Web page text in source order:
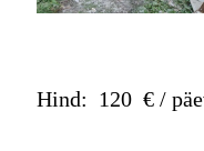
Hind: 120 € /